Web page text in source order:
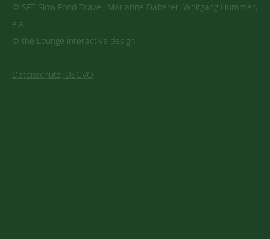
© SFT Slow Food Travel, Marianne Daberer, Wolfgang Hummer,
e.a.
© the Lounge interactive design
Datenschutz, DSGVO